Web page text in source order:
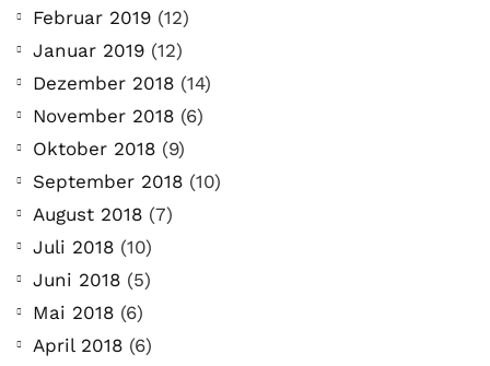
Februar 2019 (12)
Januar 2019 (12)
Dezember 2018 (14)
November 2018 (6)
Oktober 2018 (9)
September 2018 (10)
August 2018 (7)
Juli 2018 (10)
Juni 2018 (5)
Mai 2018 (6)
April 2018 (6)